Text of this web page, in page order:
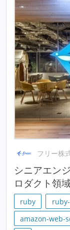
フリー株
シニアエン
ロダクト領
ruby
amazon-web-